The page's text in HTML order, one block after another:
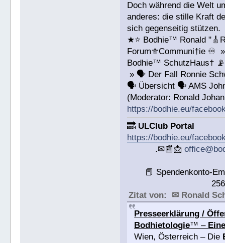
Doch während die Welt
anderes: die stille Kraft
sich gegenseitig stützen.
★⭐️ Bodhie™ Ronald
Forum⚜️Communi†ie ♾️
Bodhie™ SchutzHaus† 📡
» 🗣 Der Fall Ronnie
🗣 Übersicht 🗣 AMS
(Moderator: Ronald
https://bodhie.eu/
🔜 ULClub Portal
https://bodhie.eu/
.✉📰📩
📕 Spendenkonto-
Zitat von: ✉ Ronald
Presseerklärung /
Bodhietologie™ –
Wien, Österreich – Die